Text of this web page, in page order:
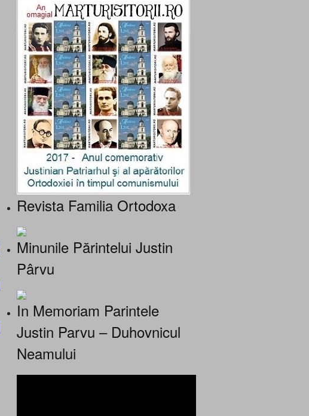
Revista Familia Ortodoxa
Minunile Părintelui Justin
Pârvu
In Memoriam Parintele
Justin Parvu – Duhovnicul
Neamului